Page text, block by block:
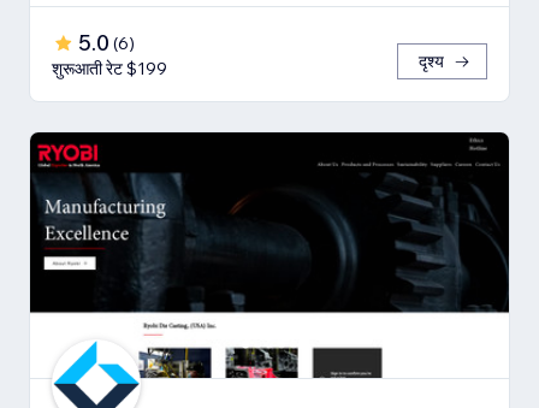
5.0 (6)
शुरूआती रेट $199
दृश्य